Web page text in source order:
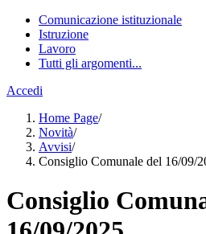
Comunicazione istituzionale
Istruzione
Lavoro
Tutti gli argomenti...
Accedi
Home Page/
Novità/
Avvisi/
Consiglio Comunale del 16/09/
Consiglio